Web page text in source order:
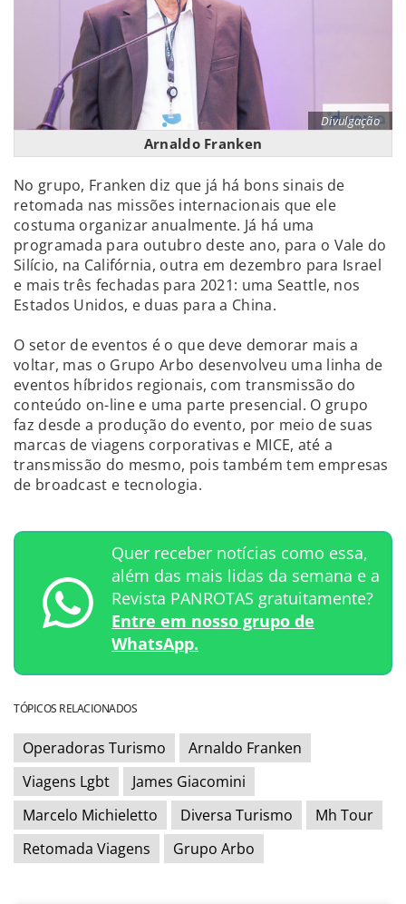
Divulgação
Arnaldo Franken
No grupo, Franken diz que já há bons sinais de
retomada nas missões internacionais que ele
costuma organizar anualmente. Já há uma
programada para outubro deste ano, para o Vale do
Silício, na Califórnia, outra em dezembro para Israel
e mais três fechadas para 2021: uma Seattle, nos
Estados Unidos, e duas para a China.
O setor de eventos é o que deve demorar mais a
voltar, mas o Grupo Arbo desenvolveu uma linha de
eventos híbridos regionais, com transmissão do
conteúdo on-line e uma parte presencial. O grupo
faz desde a produção do evento, por meio de suas
marcas de viagens corporativas e MICE, até a
transmissão do mesmo, pois também tem empresas
de broadcast e tecnologia.
Quer receber notícias como essa,
além das mais lidas da semana e a
Revista PANROTAS gratuitamente?
Entre em nosso grupo de
WhatsApp.
TÓPICOS RELACIONADOS
Operadoras Turismo
Arnaldo Franken
Viagens Lgbt
James Giacomini
Marcelo Michieletto
Diversa Turismo
Mh Tour
Retomada Viagens
Grupo Arbo